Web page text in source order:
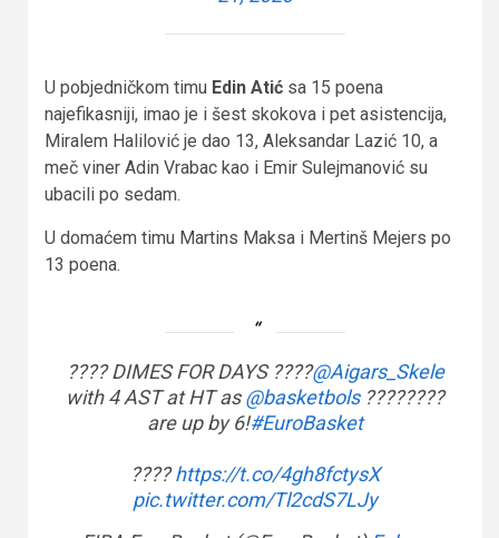
U pobjedničkom timu Edin Atić sa 15 poena
najefikasniji, imao je i šest skokova i pet asistencija,
Miralem Halilović je dao 13, Aleksandar Lazić 10, a
meč viner Adin Vrabac kao i Emir Sulejmanović su
ubacili po sedam.
U domaćem timu Martins Maksa i Mertinš Mejers po
13 poena.
???? DIMES FOR DAYS ????@Aigars_Skele
with 4 AST at HT as@basketbols????????
are up by 6!#EuroBasket
????https://t.co/4gh8fctysX
pic.twitter.com/Tl2cdS7LJy